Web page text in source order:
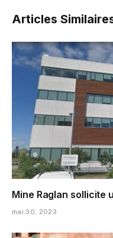
Articles
Mine Raglan sollicite
mai 30, 2023